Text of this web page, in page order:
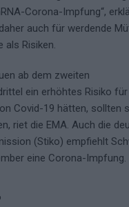
Corona-Impfung“,
auch für werdende
als Risiken.
ab dem zweiten
ein erhöhtes Risiko für
Covid-19 hätten, sollten
riet die EMA. Auch die
(Stiko) empfiehlt
eine Corona-Impfung.